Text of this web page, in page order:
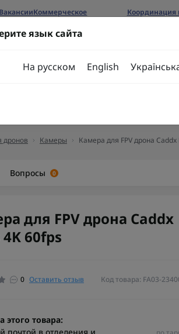
ВакансииКоммерческое
Координация
дронов Камеры Камера для FPV дрона Caddx
язык сайта
На русском English
Вопросы 0
для FPV дрона Caddx
60fps
0 Оставить отзыв Код товара: FA03-
этого товара: